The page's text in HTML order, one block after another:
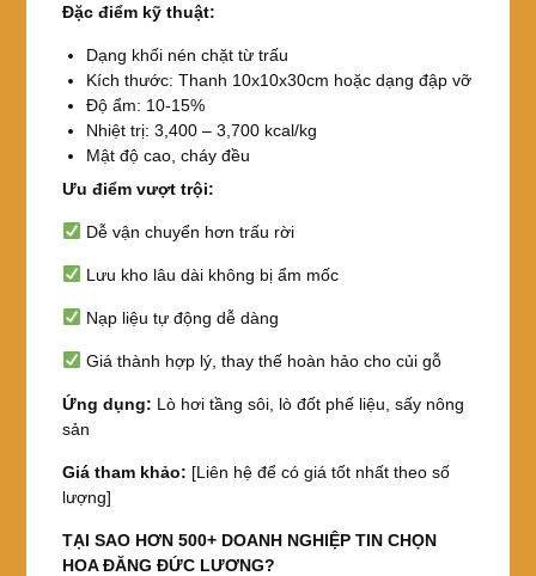
Đặc điểm kỹ thuật:
Dạng khối nén chặt từ trấu
Kích thước: Thanh 10x10x30cm hoặc dạng đập vỡ
Độ ẩm: 10-15%
Nhiệt trị: 3,400 – 3,700 kcal/kg
Mật độ cao, cháy đều
Ưu điểm vượt trội:
Dễ vận chuyển hơn trấu rời
Lưu kho lâu dài không bị ẩm mốc
Nạp liệu tự động dễ dàng
Giá thành hợp lý, thay thế hoàn hảo cho củi gỗ
Ứng dụng: Lò hơi tầng sôi, lò đốt phế liệu, sấy nông
sản
Giá tham khảo: [Liên hệ để có giá tốt nhất theo số
lượng]
TẠI SAO HƠN 500+ DOANH NGHIỆP TIN CHỌN
HOA ĐĂNG ĐỨC LƯƠNG?